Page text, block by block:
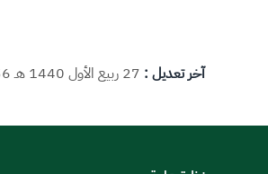
آخر تعديل : 27 ربيع الأول 1440 هـ 11:56 ص